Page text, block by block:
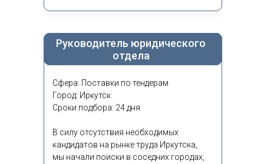
Руководитель юридического
отдела
Сфера: Поставки по тендерам
Город: Иркутск
Сроки подбора: 24 дня
В силу отсутствия необходимых
кандидатов на рынке труда Иркутска,
мы начали поиски в соседних городах,